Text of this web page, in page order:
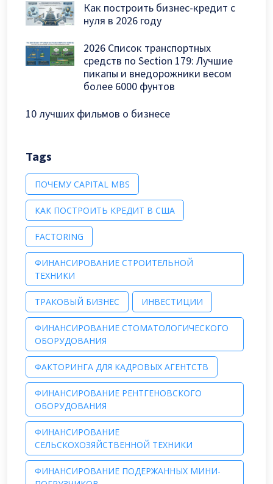
Как построить бизнес-кредит с
нуля в 2026 году
2026 Список транспортных
средств по Section 179: Лучшие
пикапы и внедорожники весом
более 6000 фунтов
10 лучших фильмов о бизнесе
Tags
ПОЧЕМУ CAPITAL MBS
КАК ПОСТРОИТЬ КРЕДИТ В США
FACTORING
ФИНАНСИРОВАНИЕ СТРОИТЕЛЬНОЙ
ТЕХНИКИ
ТРАКОВЫЙ БИЗНЕС ИНВЕСТИЦИИ
ФИНАНСИРОВАНИЕ СТОМАТОЛОГИЧЕСКОГО
ОБОРУДОВАНИЯ
ФАКТОРИНГА ДЛЯ КАДРОВЫХ АГЕНТСТВ
ФИНАНСИРОВАНИЕ РЕНТГЕНОВСКОГО
ОБОРУДОВАНИЯ
ФИНАНСИРОВАНИЕ
СЕЛЬСКОХОЗЯЙСТВЕННОЙ ТЕХНИКИ
ФИНАНСИРОВАНИЕ ПОДЕРЖАННЫХ МИНИ-